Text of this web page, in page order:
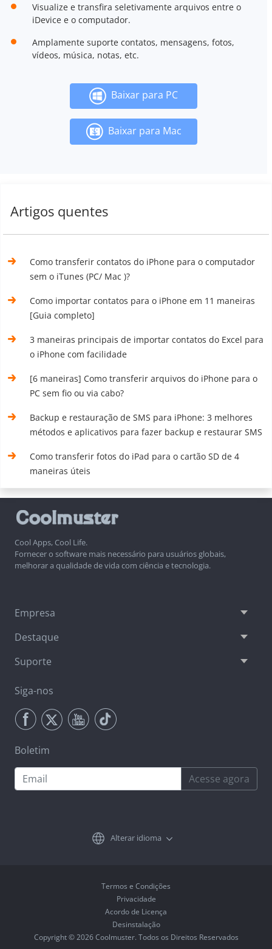
Visualize e transfira seletivamente arquivos entre o
iDevice e o computador.
Amplamente suporte contatos, mensagens, fotos,
vídeos, música, notas, etc.
Baixar para PC
Baixar para Mac
Artigos quentes
Como transferir contatos do iPhone para o computador
sem o iTunes (PC/ Mac )?
Como importar contatos para o iPhone em 11 maneiras
[Guia completo]
3 maneiras principais de importar contatos do Excel para
o iPhone com facilidade
[6 maneiras] Como transferir arquivos do iPhone para o
PC sem fio ou via cabo?
Backup e restauração de SMS para iPhone: 3 melhores
métodos e aplicativos para fazer backup e restaurar SMS
Como transferir fotos do iPad para o cartão SD de 4
maneiras úteis
Cool Apps, Cool Life.
Fornecer o software mais necessário para usuários globais,
melhorar a qualidade de vida com ciência e tecnologia.
Empresa
Destaque
Suporte
Siga-nos
Boletim
Acesse agora
Alterar idioma
Termos e Condições
Privacidade
Acordo de Licença
Desinstalação
Copyright © 2026 Coolmuster. Todos os Direitos Reservados